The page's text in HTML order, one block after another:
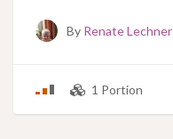
By Renate Lechner
1 Portion